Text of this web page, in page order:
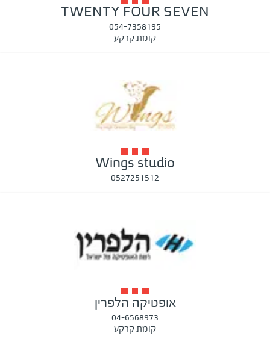
TWENTY FOUR SEVEN
054-7358195
קומת קרקע
Wings studio
0527251512
אופטיקה הלפרין
04-6568973
קומת קרקע